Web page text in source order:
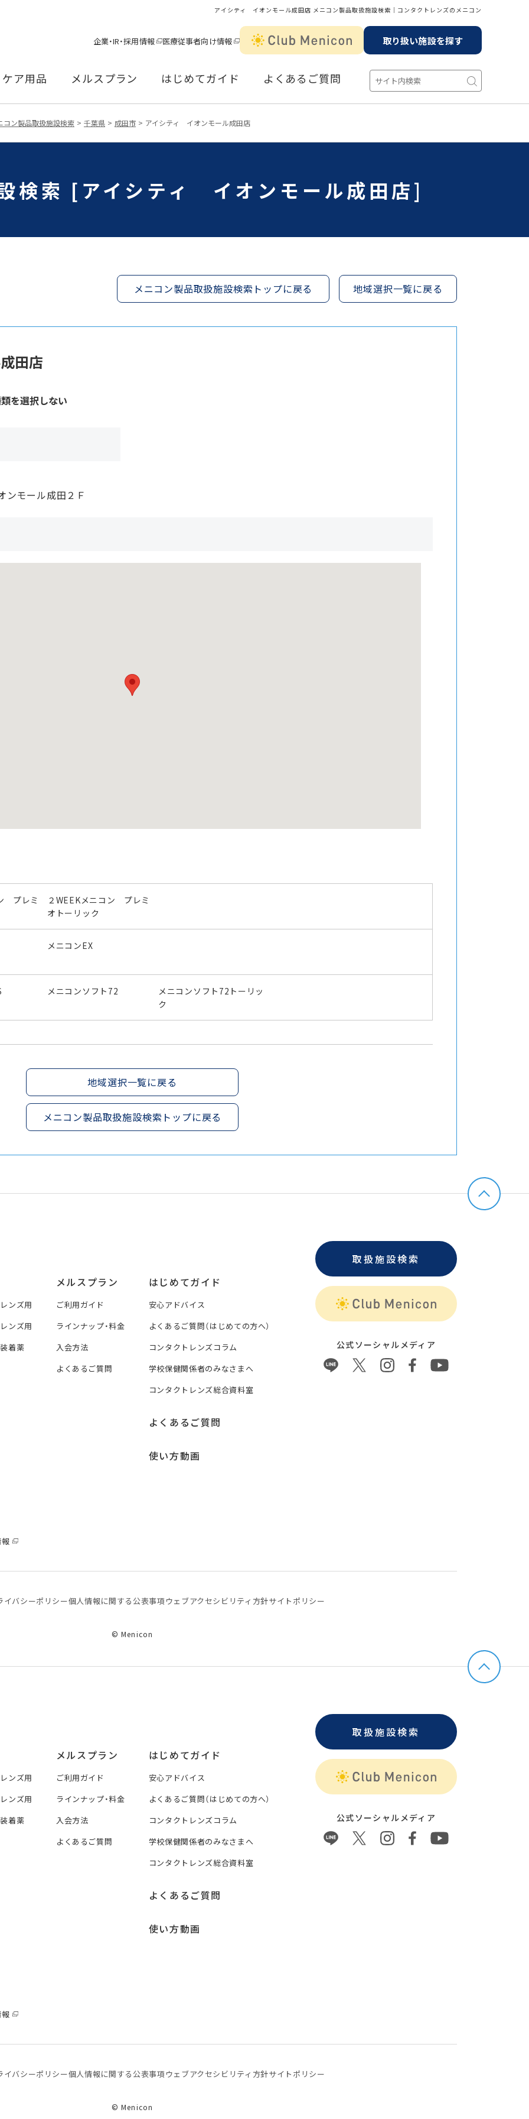
アイシティ イオンモール成田店 メニコン製品取扱施設検索│コンタクトレンズのメニコン
企業・IR・採用情報 医療従事者向け情報 取り扱い施設を探す
ケア用品 メルスプラン はじめてガイド よくあるご質問
コン製品取扱施設検索 千葉県 成田市 アイシティ イオンモール成田店
検索 [アイシティ イオンモール成田店]
メニコン製品取扱施設検索トップに戻る 地域選択一覧に戻る
田店
を選択しない
ンモール成田２Ｆ
プレミ
２WEEKメニコン プレミ
オトーリック
メニコンEX
メニコンソフト72
メニコンソフト72トーリッ
ク
地域選択一覧に戻る
メニコン製品取扱施設検索トップに戻る
ンズ用
ンズ用
着薬
メルスプラン
ご利用ガイド
ラインナップ・料金
入会方法
よくあるご質問
はじめてガイド
安心アドバイス
よくあるご質問（はじめての方へ）
コンタクトレンズコラム
学校保健関係者のみなさまへ
コンタクトレンズ総合資料室
よくあるご質問
使い方動画
取扱施設検索
公式ソーシャルメディア
イバシーポリシー個⼈情報に関する公表事項 ウェブアクセシビリティ方針サイトポリシー
© Menicon
ンズ用
ンズ用
着薬
メルスプラン
ご利用ガイド
ラインナップ・料金
入会方法
よくあるご質問
はじめてガイド
安心アドバイス
よくあるご質問（はじめての方へ）
コンタクトレンズコラム
学校保健関係者のみなさまへ
コンタクトレンズ総合資料室
よくあるご質問
使い方動画
取扱施設検索
公式ソーシャルメディア
イバシーポリシー個⼈情報に関する公表事項 ウェブアクセシビリティ方針サイトポリシー
© Menicon